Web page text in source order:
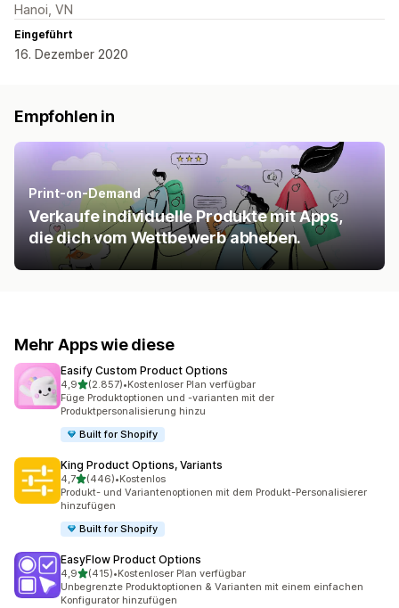
Hanoi, VN
Eingeführt
16. Dezember 2020
Empfohlen in
Print-on-Demand
Verkaufe individuelle Produkte mit Apps,
die dich vom Wettbewerb abheben.
Mehr Apps wie diese
Easify Custom Product Options
4,9von 5 Sternen
(2.857)
2857 Rezensionen insgesamt
•Kostenloser Plan verfügbar
Füge Produktoptionen und -varianten mit der
Produktpersonalisierung hinzu
Built for Shopify
King Product Options, Variants
4,7von 5 Sternen
(446)
446 Rezensionen insgesamt
•Kostenlos
Produkt- und Variantenoptionen mit dem Produkt-Personalisierer
hinzufügen
Built for Shopify
EasyFlow Product Options
4,9von 5 Sternen
(415)
415 Rezensionen insgesamt
•Kostenloser Plan verfügbar
Unbegrenzte Produktoptionen & Varianten mit einem einfachen
Konfigurator hinzufügen